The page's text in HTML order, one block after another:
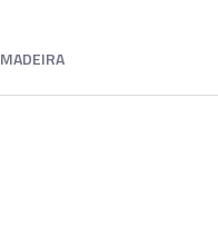
MADEIRA